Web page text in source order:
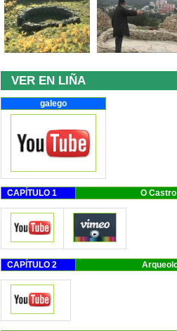
VER EN LIÑA
galego
CAPÍTULO 1 O
CAPÍTULO 2